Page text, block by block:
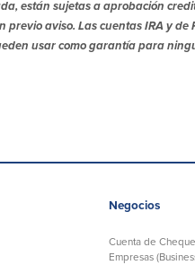
están sujetas a aprobación
previo aviso. Las cuentas IRA y de
usar como garantía para
Negocios
Cuenta de
Empresas